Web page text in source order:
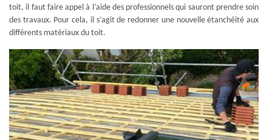
toit, il faut faire appel à l’aide des professionnels qui sauront prendre soin
des travaux. Pour cela, il s’agit de redonner une nouvelle étanchéité aux
différents matériaux du toit.